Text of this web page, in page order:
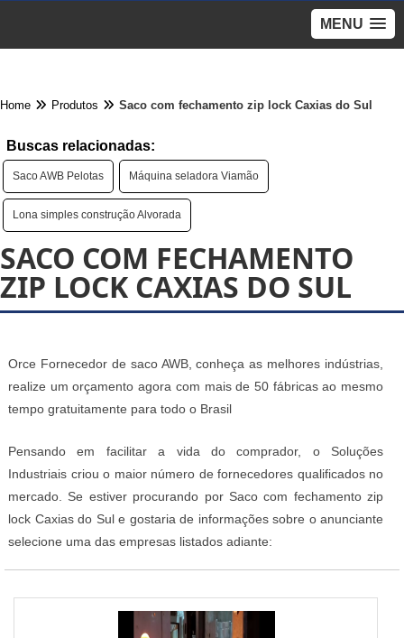
MENU
Home Produtos Saco com fechamento zip lock Caxias do Sul
Buscas relacionadas:
Saco AWB Pelotas Máquina seladora Viamão
Lona simples construção Alvorada
SACO COM FECHAMENTO
ZIP LOCK CAXIAS DO SUL
Orce Fornecedor de saco AWB, conheça as melhores indústrias,
realize um orçamento agora com mais de 50 fábricas ao mesmo
tempo gratuitamente para todo o Brasil
Pensando em facilitar a vida do comprador, o Soluções
Industriais criou o maior número de fornecedores qualificados no
mercado. Se estiver procurando por Saco com fechamento zip
lock Caxias do Sul e gostaria de informações sobre o anunciante
selecione uma das empresas listados adiante: